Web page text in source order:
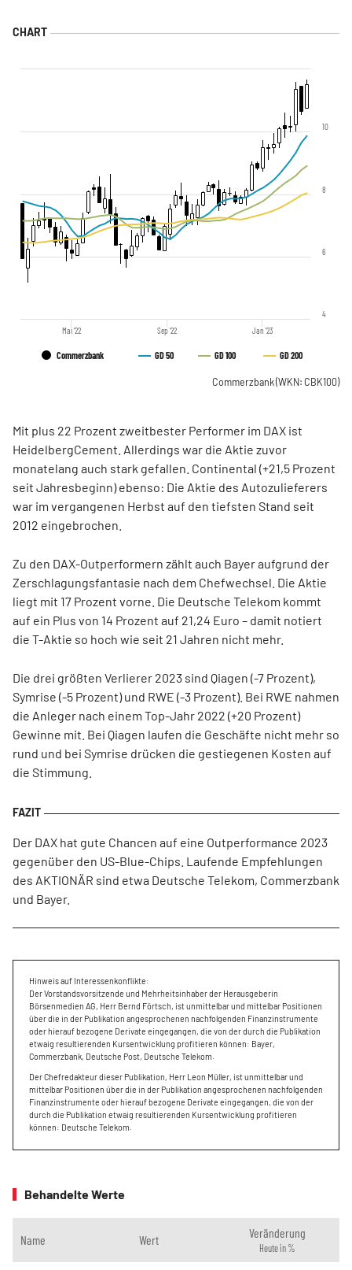
Commerzbank GD 50 GD 100 GD 200
Jan '23
Mai '22 Sep '22
4
6
8
10
Commerzbank(WKN: CBK100)
Mit plus 22 Prozent zweitbester Performer im DAX ist
HeidelbergCement. Allerdings war die Aktie zuvor
monatelang auch stark gefallen. Continental (+21,5 Prozent
seit Jahresbeginn) ebenso: Die Aktie des Autozulieferers
war im vergangenen Herbst auf den tiefsten Stand seit
2012 eingebrochen.
Zu den DAX-Outperformern zählt auch Bayer aufgrund der
Zerschlagungsfantasie nach dem Chefwechsel. Die Aktie
liegt mit 17 Prozent vorne. Die Deutsche Telekom kommt
auf ein Plus von 14 Prozent auf 21,24 Euro – damit notiert
die T-Aktie so hoch wie seit 21 Jahren nicht mehr.
Die drei größten Verlierer 2023 sind Qiagen (-7 Prozent),
Symrise (-5 Prozent) und RWE (-3 Prozent). Bei RWE nahmen
die Anleger nach einem Top-Jahr 2022 (+20 Prozent)
Gewinne mit. Bei Qiagen laufen die Geschäfte nicht mehr so
rund und bei Symrise drücken die gestiegenen Kosten auf
die Stimmung.
Der DAX hat gute Chancen auf eine Outperformance 2023
gegenüber den US-Blue-Chips. Laufende Empfehlungen
des AKTIONÄR sind etwa Deutsche Telekom, Commerzbank
und Bayer.
Hinweis auf Interessenkonflikte:
Der Vorstandsvorsitzende und Mehrheitsinhaber der Herausgeberin
Börsenmedien AG, Herr Bernd Förtsch, ist unmittelbar und mittelbar Positionen
über die in der Publikation angesprochenen nachfolgenden Finanzinstrumente
oder hierauf bezogene Derivate eingegangen, die von der durch die Publikation
etwaig resultierenden Kursentwicklung profitieren können: Bayer,
Commerzbank, Deutsche Post, Deutsche Telekom.
Der Chefredakteur dieser Publikation, Herr Leon Müller, ist unmittelbar und
mittelbar Positionen über die in der Publikation angesprochenen nachfolgenden
Finanzinstrumente oder hierauf bezogene Derivate eingegangen, die von der
durch die Publikation etwaig resultierenden Kursentwicklung profitieren
können: Deutsche Telekom.
Behandelte Werte
Name Wert Veränderung
Heute in %